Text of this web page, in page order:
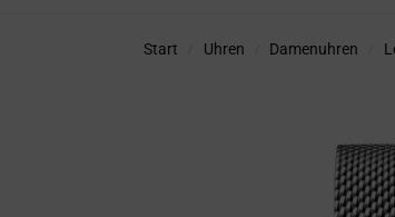
Start Uhren Damenuhren